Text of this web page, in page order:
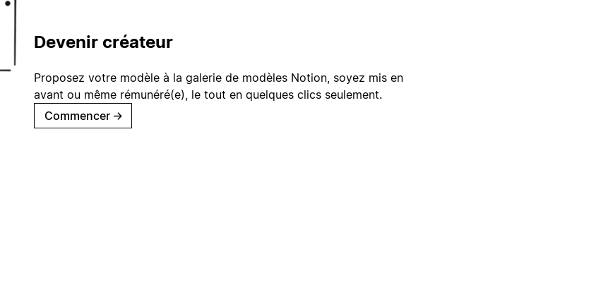
Devenir créateur
Proposez votre modèle à la galerie de modèles Notion, soyez mis en
avant ou même rémunéré(e), le tout en quelques clics seulement.
Commencer →